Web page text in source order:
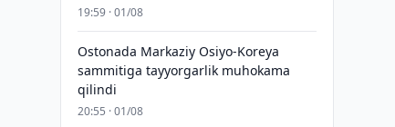
19:59 · 01/08
Ostonada Markaziy Osiyo-Koreya
sammitiga tayyorgarlik muhokama
qilindi
20:55 · 01/08